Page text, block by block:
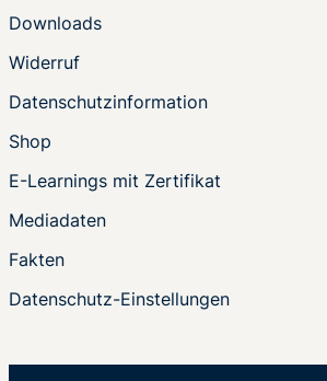
Downloads
Widerruf
Datenschutzinformation
Shop
E-Learnings mit Zertifikat
Mediadaten
Fakten
Datenschutz-Einstellungen